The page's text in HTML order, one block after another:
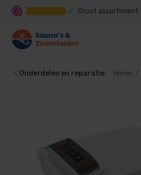
Groot assortiment
Onderdelen en reparatie Home